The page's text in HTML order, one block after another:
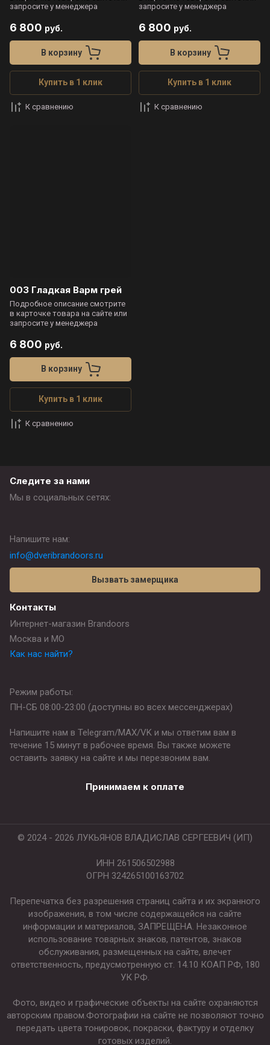
запросите у менеджера
6 800 руб.
В корзину
Купить в 1 клик
К сравнению
запросите у менеджера
6 800 руб.
В корзину
Купить в 1 клик
К сравнению
003 Гладкая Варм грей
Подробное описание смотрите
в карточке товара на сайте или
запросите у менеджера
6 800 руб.
В корзину
Купить в 1 клик
К сравнению
Контакты
Интернет-магазин Brandoors
Москва и МО
Как нас найти?
Режим работы:
ПН-СБ 08:00-23:00 (доступны во всех мессенджерах)
Напишите нам в Telegram/MAX/VK и мы ответим вам в
течение 15 минут в рабочее время. Вы также можете
оставить заявку на сайте и мы перезвоним вам.
Следите за нами
Мы в социальных сетях:
Напишите нам:
info@dveribrandoors.ru
Вызвать замерщика
Принимаем к оплате
© 2024 - 2026 ЛУКЬЯНОВ ВЛАДИСЛАВ СЕРГЕЕВИЧ (ИП)
ИНН 261506502988
ОГРН 324265100163702
Перепечатка без разрешения страниц сайта и их экранного
изображения, в том числе содержащейся на сайте
информации и материалов, ЗАПРЕЩЕНА. Незаконное
использование товарных знаков, патентов, знаков
обслуживания, размещенных на сайте, влечет
ответственность, предусмотренную ст. 14.10 КОАП РФ, 180
УК РФ.
Фото, видео и графические объекты на сайте охраняются
авторским правом.Фотографии на сайте не позволяют точно
передать цвета тонировок, покраски, фактуру и отделку
готовых изделий.